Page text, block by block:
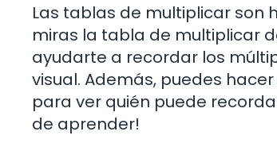
Las tablas de multiplicar son
miras la tabla de multiplicar
ayudarte a recordar los
visual. Además, puedes
para ver quién puede
de aprender!